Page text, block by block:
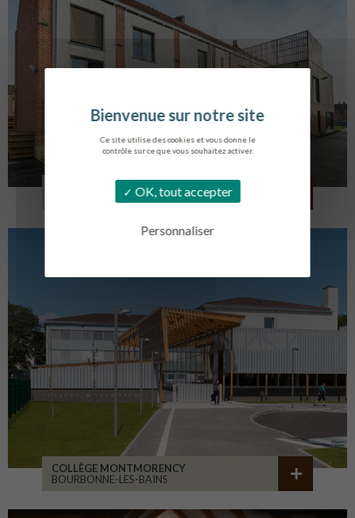
Ce site utilise des cookies et vous donne le
contrôle sur ce que vous souhaitez activer.
OK, tout accepter
Personnaliser
LOG. JEUNES TRAVAILLEURS
COLLÈGE MONTMORENCY
BOURBONNE-LES-BAINS